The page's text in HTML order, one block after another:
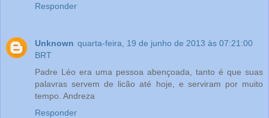
Responder
Unknown quarta-feira, 19 de junho de 2013 às 07:21:00
BRT
Padre Léo era uma pessoa abençoada, tanto é que suas
palavras servem de licão até hoje, e serviram por muito
tempo. Andreza
Responder